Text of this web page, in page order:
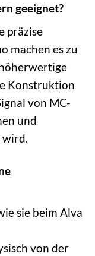
geeignet?
präzise
machen es zu
Konstruktion
von MC-
und
sie beim Alva
von der